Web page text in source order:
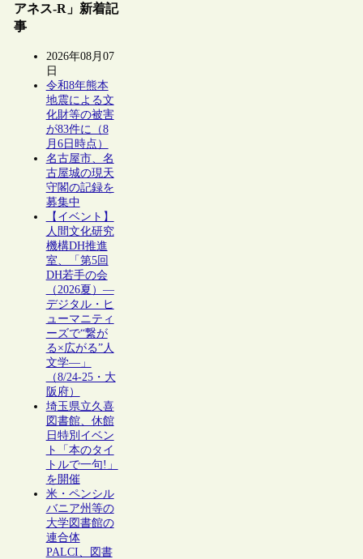
アネス-R」新着記
事
2026年08月07
日
令和8年熊本
地震による文
化財等の被害
が83件に（8
月6日時点）
名古屋市、名
古屋城の現天
守閣の記録を
募集中
【イベント】
人間文化研究
機構DH推進
室、「第5回
DH若手の会
（2026夏）―
デジタル・ヒ
ューマニティ
ーズで“繋が
る×広がる”人
文学―」
（8/24-25・大
阪府）
埼玉県立久喜
図書館、休館
日特別イベン
ト「本のタイ
トルで一句!」
を開催
米・ペンシル
バニア州等の
大学図書館の
連合体
PALCI、図書